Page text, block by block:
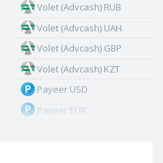
Volet (Advcash) RUB
Volet (Advcash) UAH
Volet (Advcash) GBP
Volet (Advcash) KZT
Payeer USD
Payeer EUR